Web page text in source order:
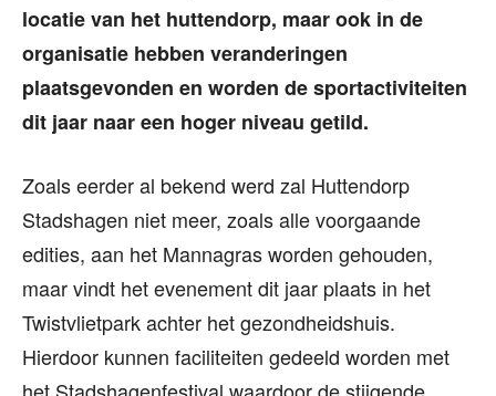
locatie van het huttendorp, maar ook in de
organisatie hebben veranderingen
plaatsgevonden en worden de sportactiviteiten
dit jaar naar een hoger niveau getild.
Zoals eerder al bekend werd zal Huttendorp
Stadshagen niet meer, zoals alle voorgaande
edities, aan het Mannagras worden gehouden,
maar vindt het evenement dit jaar plaats in het
Twistvlietpark achter het gezondheidshuis.
Hierdoor kunnen faciliteiten gedeeld worden met